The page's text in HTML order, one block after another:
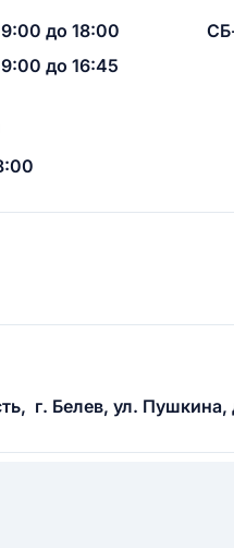
до 18:00
до 16:45
г. Белев, ул. Пушкина,